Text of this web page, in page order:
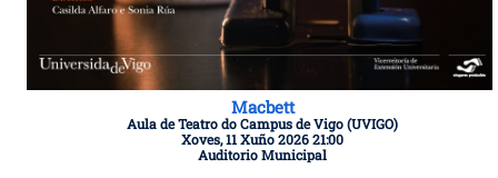
Macbett
Aula de Teatro do Campus de Vigo (UVIGO)
Xoves, 11 Xuño 2026 21:00
Auditorio Municipal